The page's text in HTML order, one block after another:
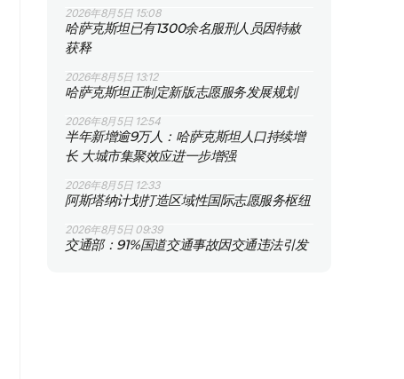
2026年8月5日 15:08
哈萨克斯坦已有1300余名服刑人员因特赦
获释
2026年8月5日 13:12
哈萨克斯坦正制定新版志愿服务发展规划
2026年8月5日 12:54
半年新增逾9万人：哈萨克斯坦人口持续增
长 大城市集聚效应进一步增强
2026年8月5日 12:33
阿斯塔纳计划打造区域性国际志愿服务枢纽
2026年8月5日 09:39
交通部：91%国道交通事故因交通违法引发